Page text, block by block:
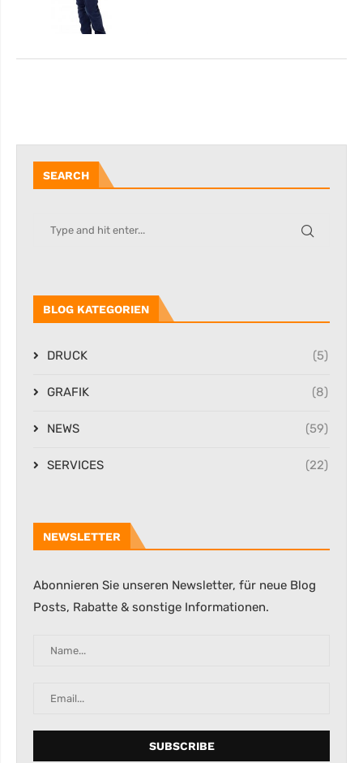
SEARCH
BLOG KATEGORIEN
DRUCK (5)
GRAFIK (8)
NEWS (59)
SERVICES (22)
NEWSLETTER
Abonnieren Sie unseren Newsletter, für neue Blog
Posts, Rabatte & sonstige Informationen.